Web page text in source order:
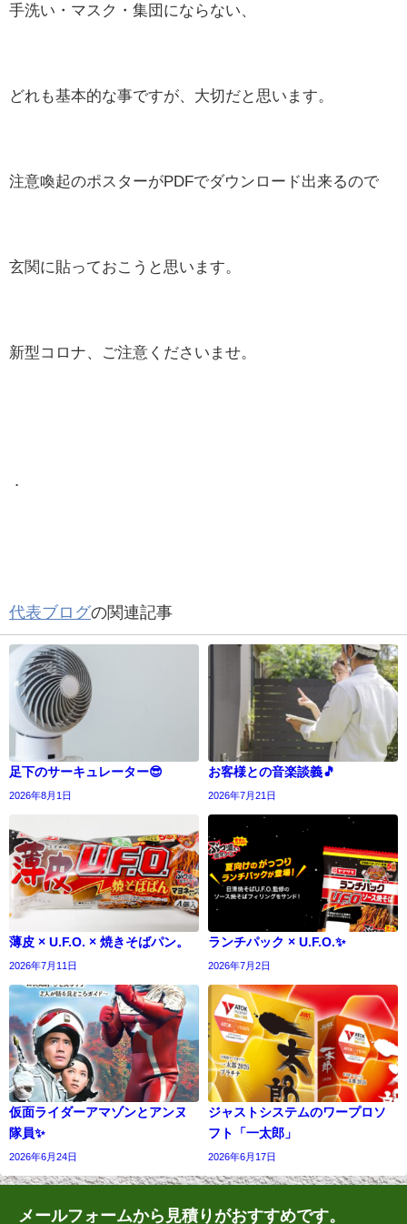
手洗い・マスク・集団にならない、
どれも基本的な事ですが、大切だと思います。
注意喚起のポスターがPDFでダウンロード出来るので
玄関に貼っておこうと思います。
新型コロナ、ご注意くださいませ。
代表ブログの関連記事
足下のサーキュレーター😎
2026年8月1日
お客様との音楽談義🎵
2026年7月21日
薄皮 × U.F.O. × 焼きそばパン。
2026年7月11日
ランチパック × U.F.O.✨
2026年7月2日
仮面ライダーアマゾンとアンヌ
隊員✨
2026年6月24日
ジャストシステムのワープロソ
フト「一太郎」
2026年6月17日
メールフォームから見積りがおすすめです。